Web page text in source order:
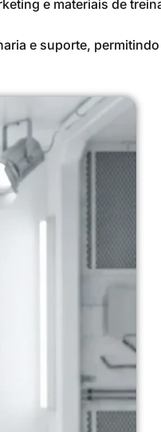
e materiais de
e suporte,